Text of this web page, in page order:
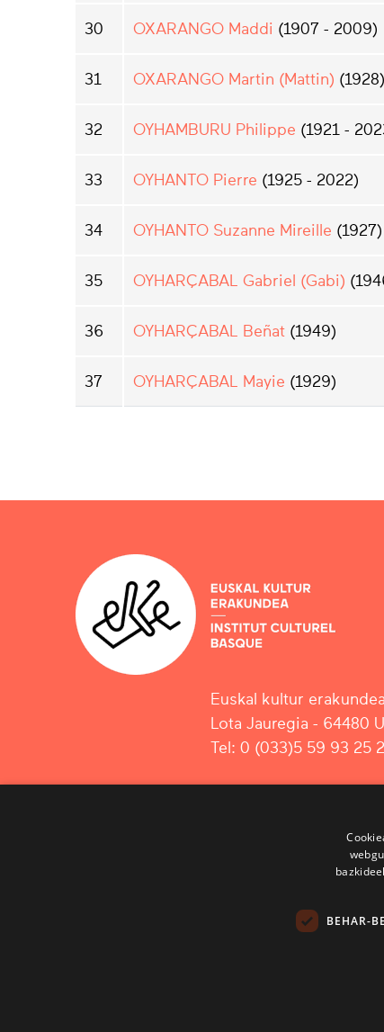
30 OXARANGO Maddi (1907 - 2009)
31 OXARANGO Martin (Mattin) (1928)
32 OYHAMBURU Philippe (1921 -
33 OYHANTO Pierre (1925 - 2022)
34 OYHANTO Suzanne Mireille (1927)
35 OYHARÇABAL Gabriel (Gabi)
36 OYHARÇABAL Beñat (1949)
37 OYHARÇABAL Mayie (1929)
Euskal kultur erakundea
Lota Jauregia - 64480
Tel: 0 (033)5 59 93 25
BEHAR-